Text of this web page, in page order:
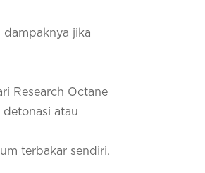
dampaknya jika
Research Octane
atau
terbakar sendiri.